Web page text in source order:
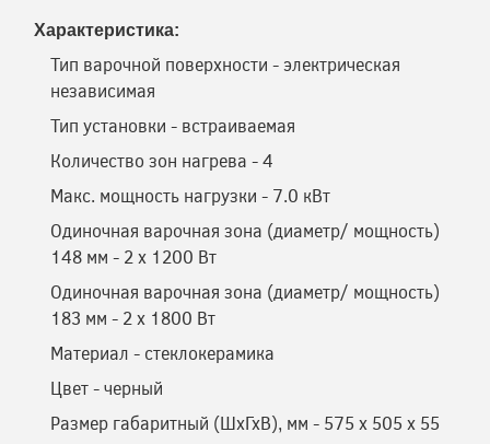
Характеристика:
Тип варочной поверхности - электрическая
независимая
Тип установки - встраиваемая
Количество зон нагрева - 4
Макс. мощность нагрузки - 7.0 кВт
Одиночная варочная зона (диаметр/ мощность)
148 мм - 2 х 1200 Вт
Одиночная варочная зона (диаметр/ мощность)
183 мм - 2 х 1800 Вт
Материал - стеклокерамика
Цвет - черный
Размер габаритный (ШхГхВ), мм - 575 х 505 х 55